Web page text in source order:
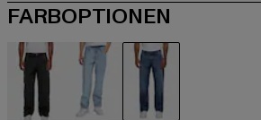
FARBOPTIONEN